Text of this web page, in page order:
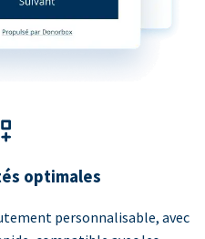
optimales
personnalisable, avec